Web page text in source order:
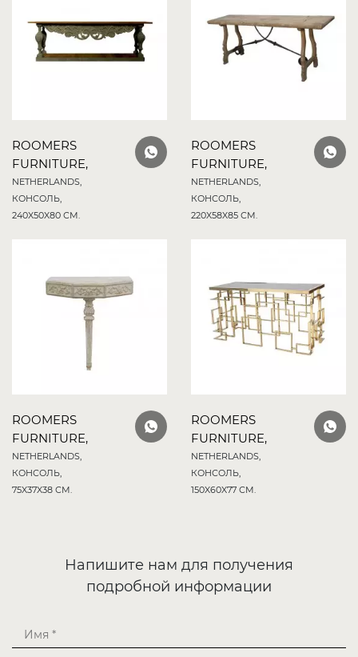
ROOMERS
FURNITURE,
NETHERLANDS,
КОНСОЛЬ,
240X50X80 СМ.
ROOMERS
FURNITURE,
NETHERLANDS,
КОНСОЛЬ,
220X58X85 СМ.
ROOMERS
FURNITURE,
NETHERLANDS,
КОНСОЛЬ,
75X37X38 СМ.
ROOMERS
FURNITURE,
NETHERLANDS,
КОНСОЛЬ,
150X60X77 СМ.
Напишите нам для получения
подробной информации